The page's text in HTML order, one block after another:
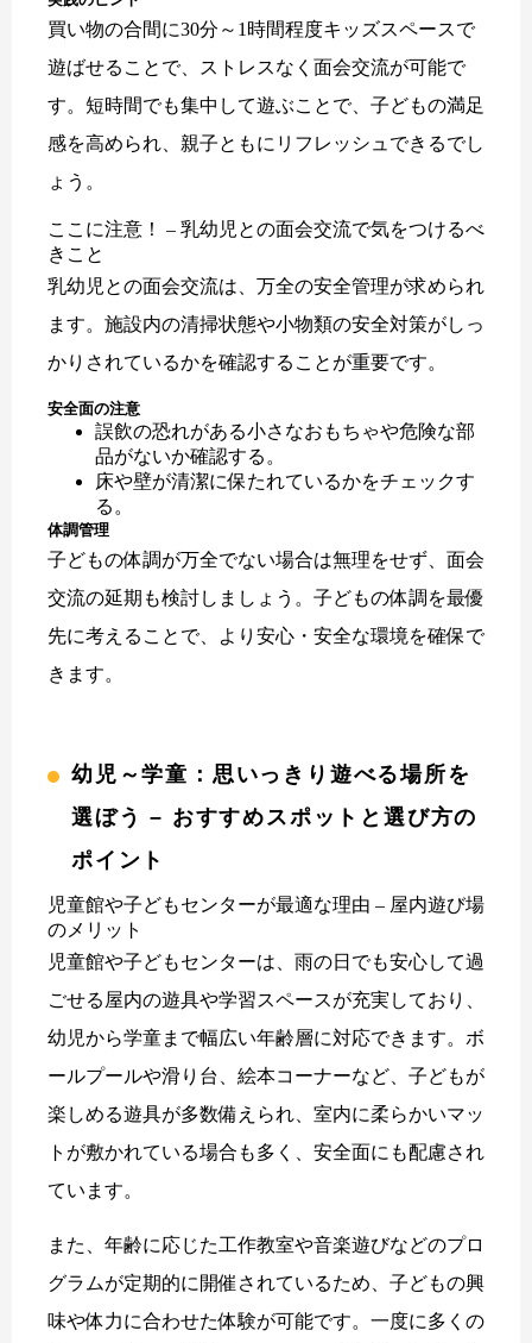
買い物の合間に30分～1時間程度キッズスペースで
遊ばせることで、ストレスなく面会交流が可能で
す。短時間でも集中して遊ぶことで、子どもの満足
感を高められ、親子ともにリフレッシュできるでし
ょう。
ここに注意！ – 乳幼児との面会交流で気をつけるべ
きこと
乳幼児との面会交流は、万全の安全管理が求められ
ます。施設内の清掃状態や小物類の安全対策がしっ
かりされているかを確認することが重要です。
安全面の注意
誤飲の恐れがある小さなおもちゃや危険な部
品がないか確認する。
床や壁が清潔に保たれているかをチェックす
る。
体調管理
子どもの体調が万全でない場合は無理をせず、面会
交流の延期も検討しましょう。子どもの体調を最優
先に考えることで、より安心・安全な環境を確保で
きます。
幼児～学童：思いっきり遊べる場所を
選ぼう – おすすめスポットと選び方の
ポイント
児童館や子どもセンターが最適な理由 – 屋内遊び場
のメリット
児童館や子どもセンターは、雨の日でも安心して過
ごせる屋内の遊具や学習スペースが充実しており、
幼児から学童まで幅広い年齢層に対応できます。ボ
ールプールや滑り台、絵本コーナーなど、子どもが
楽しめる遊具が多数備えられ、室内に柔らかいマッ
トが敷かれている場合も多く、安全面にも配慮され
ています。
また、年齢に応じた工作教室や音楽遊びなどのプロ
グラムが定期的に開催されているため、子どもの興
味や体力に合わせた体験が可能です。一度に多くの